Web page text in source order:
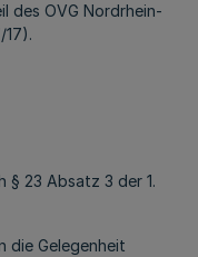
des OVG Nordrhein-
17).
§ 23 Absatz 3 der 1.
die Gelegenheit